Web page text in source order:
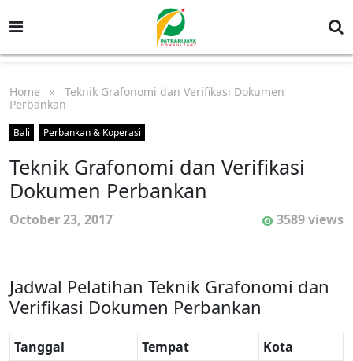
Home » Teknik Grafonomi dan Verifikasi Dokumen
Perbankan
Bali Perbankan & Koperasi
Teknik Grafonomi dan Verifikasi
Dokumen Perbankan
October 23, 2017 3589 views
Jadwal Pelatihan Teknik Grafonomi dan
Verifikasi Dokumen Perbankan
Tanggal Tempat
Kota